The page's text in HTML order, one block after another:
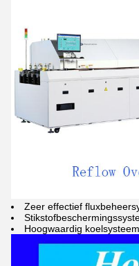
Zeer effectief
Hoogwaardig koelsysteem